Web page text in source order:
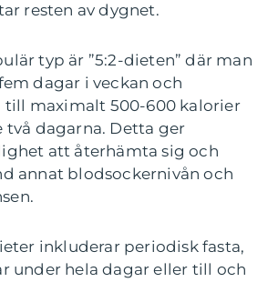
resten av dygnet.
typ är ”5:2-dieten” där man
dagar i veckan och
till maximalt 500-600 kalorier
två dagarna. Detta ger
att återhämta sig och
annat blodsockernivån och
inkluderar periodisk fasta,
under hela dagar eller till och